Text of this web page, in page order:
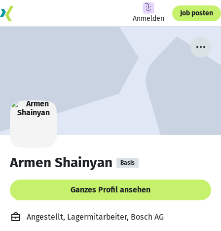
Anmelden
Job posten
Armen Shainyan Basis
Ganzes Profil ansehen
Angestellt, Lagermitarbeiter, Bosch AG